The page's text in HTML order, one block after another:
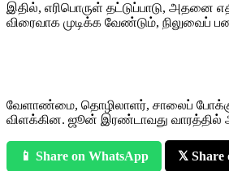
இதில், எரிபொருள் தட்டுப்பாடு, அதனை
விரைவாக முடிக்க வேண்டும், நிலுவைப்
வேளாண்மை, தொழிலாளர், சாலைப்
விளக்கின. ஜூன் இரண்டாவது வாரத்தில்
📱 Share on WhatsApp
𝕏 Share